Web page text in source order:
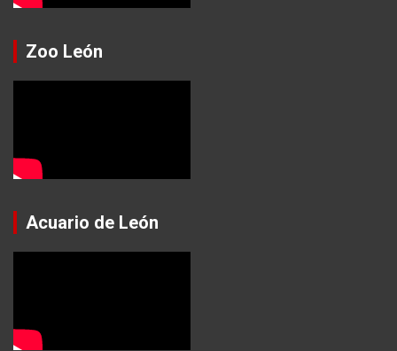
Zoo León
Acuario de León